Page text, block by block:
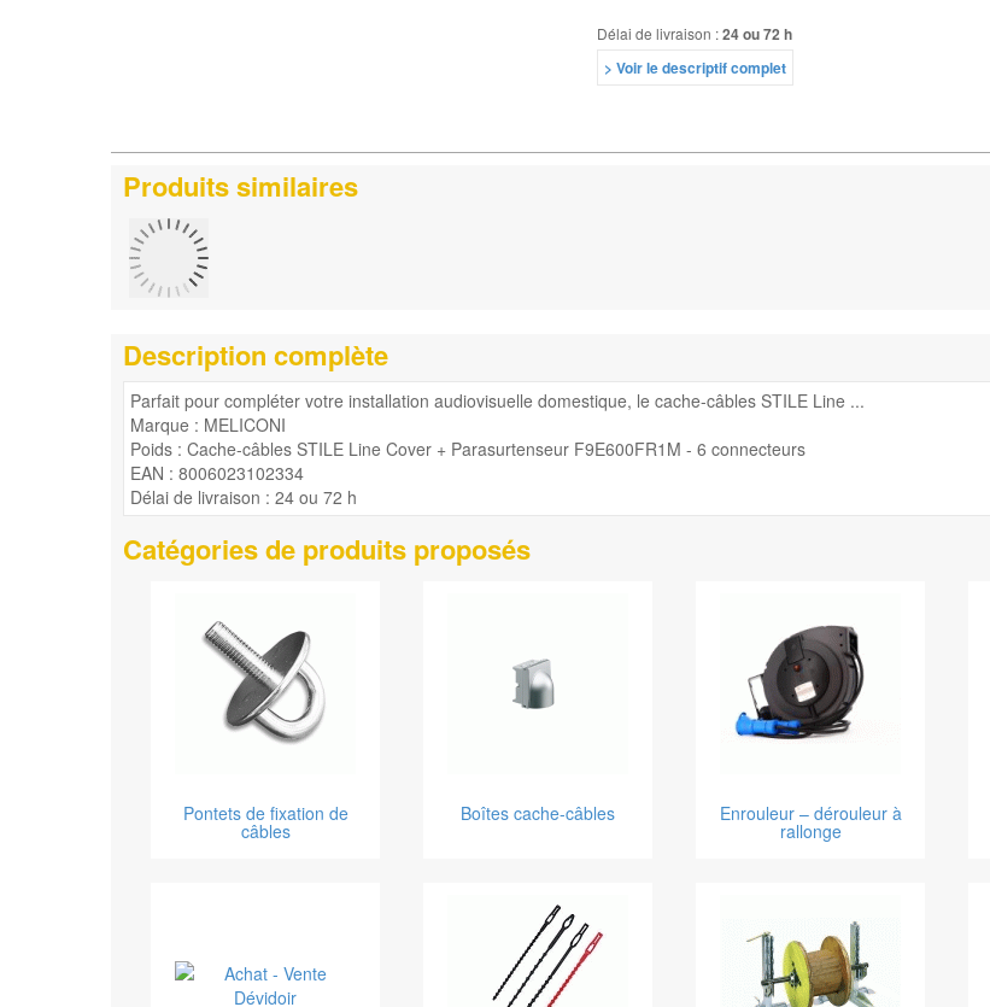
Délai de livraison :24 ou 72 h
> Voir le descriptif complet
Produits similaires
Description complète
Parfait pour compléter votre installation audiovisuelle domestique, le cache-câbles STILE Line ...
Marque : MELICONI
Poids : Cache-câbles STILE Line Cover + Parasurtenseur F9E600FR1M - 6 connecteurs
EAN : 8006023102334
Délai de livraison : 24 ou 72 h
Catégories de produits proposés
Pontets de fixation de
câbles
Boîtes cache-câbles Enrouleur – dérouleur à
rallonge